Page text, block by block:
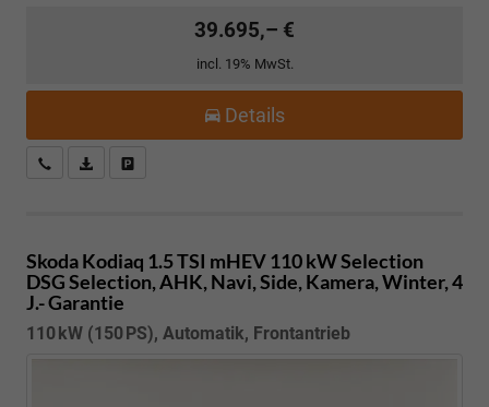
39.695,– €
incl. 19% MwSt.
Details
Kostenloser Rückruf-Service
PDF-Datei, Fahrzeugexposé drucken
Skoda Kodiaq 1.5 TSI mHEV 110 kW Selection
DSG Selection, AHK, Navi, Side, Kamera, Winter, 4
J.- Garantie
110 kW (150 PS), Automatik, Frontantrieb